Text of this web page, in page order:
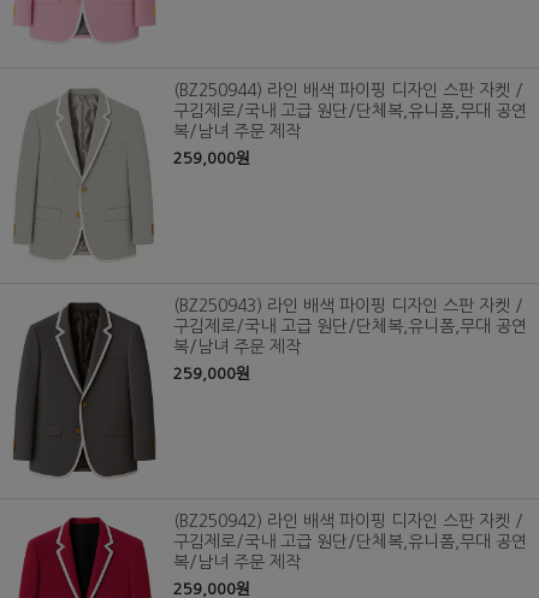
(BZ250944) 라인 배색 파이핑 디자인 스판 자켓 /
구김제로/국내 고급 원단/단체복,유니폼,무대 공연
복/남녀 주문 제작
259,000원
(BZ250943) 라인 배색 파이핑 디자인 스판 자켓 /
구김제로/국내 고급 원단/단체복,유니폼,무대 공연
복/남녀 주문 제작
259,000원
(BZ250942) 라인 배색 파이핑 디자인 스판 자켓 /
구김제로/국내 고급 원단/단체복,유니폼,무대 공연
복/남녀 주문 제작
259,000원